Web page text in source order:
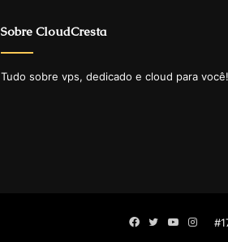
Sobre CloudCresta
Tudo sobre vps, dedicado e cloud para você!
Facebook
TwitterYouTube